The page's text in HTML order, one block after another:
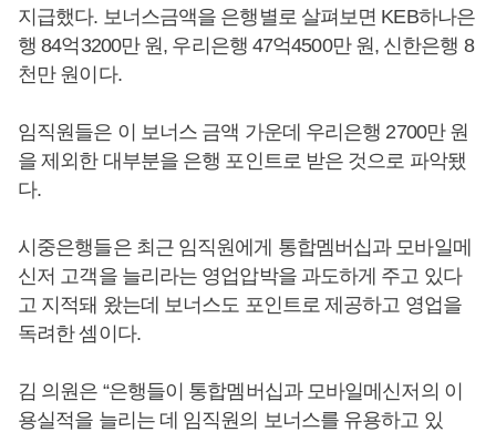
지급했다. 보너스금액을 은행별로 살펴보면 KEB하나은
행 84억3200만 원, 우리은행 47억4500만 원, 신한은행 8
천만 원이다.
임직원들은 이 보너스 금액 가운데 우리은행 2700만 원
을 제외한 대부분을 은행 포인트로 받은 것으로 파악됐
다.
시중은행들은 최근 임직원에게 통합멤버십과 모바일메
신저 고객을 늘리라는 영업압박을 과도하게 주고 있다
고 지적돼 왔는데 보너스도 포인트로 제공하고 영업을
독려한 셈이다.
김 의원은 “은행들이 통합멤버십과 모바일메신저의 이
용실적을 늘리는 데 임직원의 보너스를 유용하고 있